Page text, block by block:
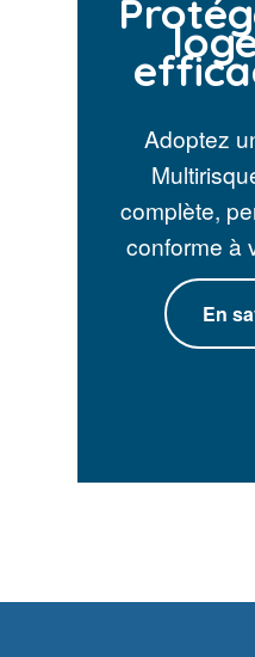
Adoptez
complète,
conforme à
En